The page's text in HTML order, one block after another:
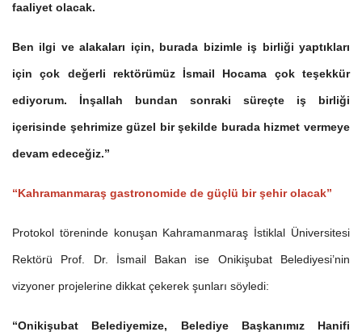
faaliyet olacak.
Ben ilgi ve alakaları için, burada bizimle iş birliği yaptıkları
için çok değerli rektörümüz İsmail Hocama çok teşekkür
ediyorum. İnşallah bundan sonraki süreçte iş birliği
içerisinde şehrimize güzel bir şekilde burada hizmet vermeye
devam edeceğiz.”
“Kahramanmaraş gastronomide de güçlü bir şehir olacak”
Protokol töreninde konuşan Kahramanmaraş İstiklal Üniversitesi
Rektörü Prof. Dr. İsmail Bakan ise Onikişubat Belediyesi’nin
vizyoner projelerine dikkat çekerek şunları söyledi:
“Onikişubat Belediyemize, Belediye Başkanımız Hanifi